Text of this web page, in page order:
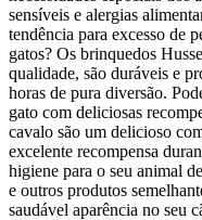
sensíveis e alergias
tendência para excesso de
gatos? Os brinquedos
qualidade, são duráveis e
horas de pura diversão.
gato com deliciosas
cavalo são um delicioso
excelente recompensa
higiene para o seu animal
e outros produtos
saudável aparência no seu